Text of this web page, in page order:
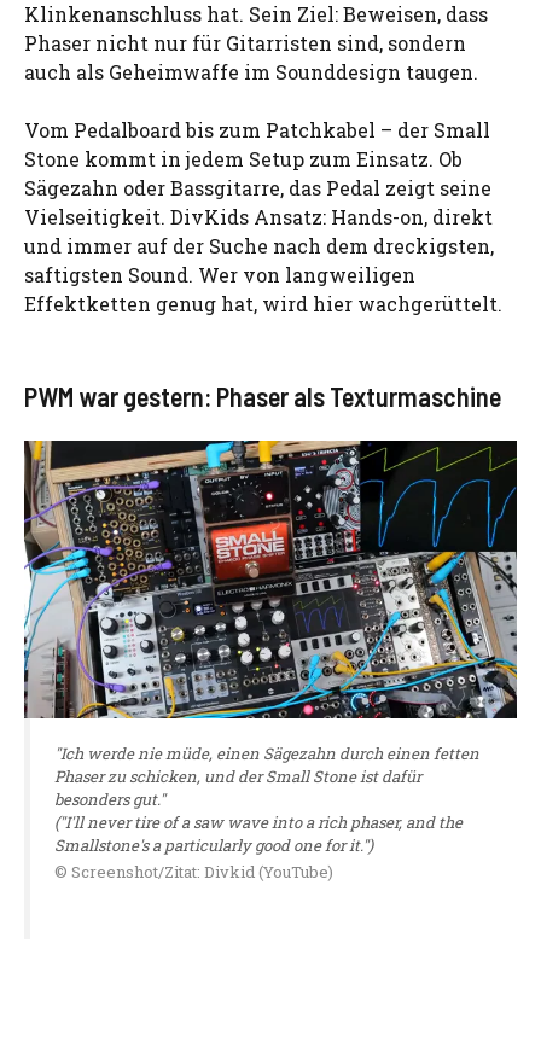
Klinkenanschluss hat. Sein Ziel: Beweisen, dass
Phaser nicht nur für Gitarristen sind, sondern
auch als Geheimwaffe im Sounddesign taugen.
Vom Pedalboard bis zum Patchkabel – der Small
Stone kommt in jedem Setup zum Einsatz. Ob
Sägezahn oder Bassgitarre, das Pedal zeigt seine
Vielseitigkeit. DivKids Ansatz: Hands-on, direkt
und immer auf der Suche nach dem dreckigsten,
saftigsten Sound. Wer von langweiligen
Effektketten genug hat, wird hier wachgerüttelt.
PWM war gestern: Phaser als Texturmaschine
"Ich werde nie müde, einen Sägezahn durch einen fetten
Phaser zu schicken, und der Small Stone ist dafür
besonders gut."
("I'll never tire of a saw wave into a rich phaser, and the
Smallstone's a particularly good one for it.")
© Screenshot/Zitat: Divkid (YouTube)